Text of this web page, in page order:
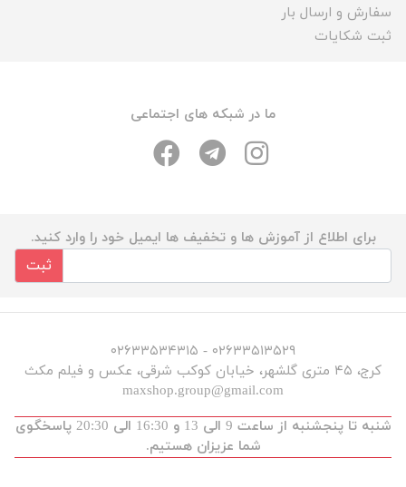
سفارش و ارسال بار
ثبت شکایات
ما در شبکه های اجتماعی
برای اطلاع از آموزش ها و تخفیف ها ایمیل خود را وارد کنید.
ثبت
۰۲۶۳۳۵۱۳۵۲۹ - ۰۲۶۳۳۵۳۴۳۱۵
کرج، ۴۵ متری گلشهر، خیابان کوکب شرقی، عکس و فیلم مکث
maxshop.group@gmail.com
شنبه تا پنجشنبه از ساعت 9 الی 13 و 16:30 الی 20:30 پاسخگوی
شما عزیزان هستیم.